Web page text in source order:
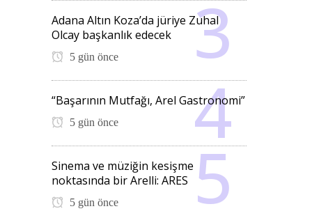
Adana Altın Koza’da jüriye Zuhal
Olcay başkanlık edecek
5 gün önce
“Başarının Mutfağı, Arel Gastronomi”
5 gün önce
Sinema ve müziğin kesişme
noktasında bir Arelli: ARES
5 gün önce